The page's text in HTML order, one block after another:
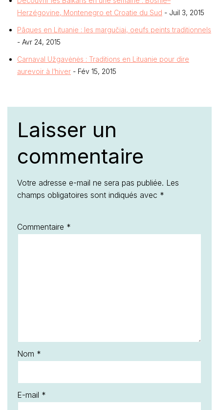
Herzégovine, Montenegro et Croatie du Sud - Juil 3, 2015
Pâques en Lituanie : les margučiai, oeufs peints traditionnels
- Avr 24, 2015
Carnaval Užgavėnės : Traditions en Lituanie pour dire
aurevoir à l’hiver - Fév 15, 2015
Laisser un
commentaire
Votre adresse e-mail ne sera pas publiée. Les
champs obligatoires sont indiqués avec *
Commentaire *
Nom *
E-mail *